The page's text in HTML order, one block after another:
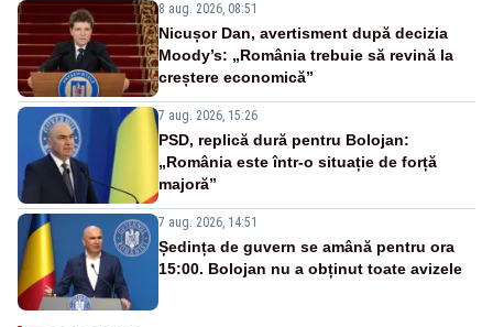
8 aug. 2026, 08:51
Nicușor Dan, avertisment după decizia
Moody’s: „România trebuie să revină la
creștere economică”
7 aug. 2026, 15:26
PSD, replică dură pentru Bolojan:
„România este într-o situație de forță
majoră”
7 aug. 2026, 14:51
Ședința de guvern se amână pentru ora
15:00. Bolojan nu a obținut toate avizele